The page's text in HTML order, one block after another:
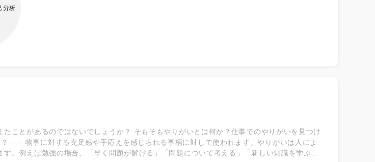
などが挙げられます！
分析
ことがあるのではないでしょうか？ そもそもやりがいとは何か？仕事でのやりがいを見つけ
----- 物事に対する充足感や手応えを感じられる事柄に対して使われます。やりがいは人によ
。例えば勉強の場合、「早く問題が解ける」「問題について考える」「新しい知識を学ぶ」